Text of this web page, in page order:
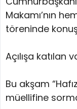
Makamı’nın
töreninde
Açılışa katılan
Bu akşam
müellifine